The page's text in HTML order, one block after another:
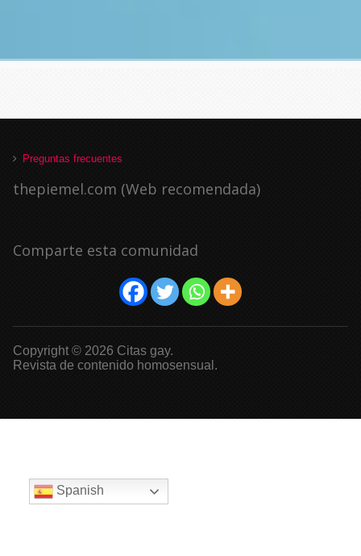
Preguntas frecuentes
thepiemel.com (Web recomendada)
Comparte esta comunidad
Copyright © 2026 Citas gay.
Revista de contenido homosensual.
Spanish